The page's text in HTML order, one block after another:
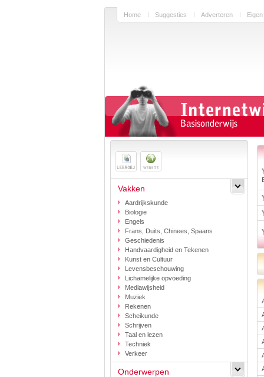
Home Suggesties Adverteren
Vakken
Aardrijkskunde
Biologie
Engels
Frans, Duits, Chinees, Spaans
Geschiedenis
Handvaardigheid en Tekenen
Kunst en Cultuur
Levensbeschouwing
Lichamelijke opvoeding
Mediawijsheid
Muziek
Rekenen
Scheikunde
Schrijven
Taal en lezen
Techniek
Verkeer
Onderwerpen